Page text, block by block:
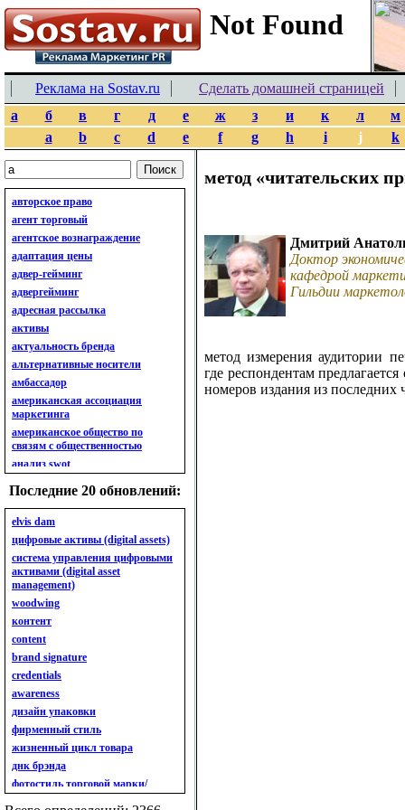
Реклама на Sostav.ru
Сделать домашней страницей
а
б в г д е ж з и к л
м
a
b c d e f g h i j k
авторское право
агент торговый
агентское вознаграждение
адаптация цены
адвер-гейминг
адвергейминг
адресная рассылка
активы
актуальность бренда
альтернативные носители
амбассадор
американская ассоциация
маркетинга
американское общество по
связям с общественностью
анализ swot
анализ бизнес-портфеля
анализ имиджа
анализ кластерный
анализ конкурентов
анализ кросс-культурных
особенностей
анализ мак кинси «7s»
анализ макросистемы
анализ маркетинговый
анализ рынка
анализ ситуационный
анализ экспертный
индивидуальный
анкета
ассортимент
ассортимент товарный.
планирование товарного
ассортимента
ассортимент. глубина
Последние 20 обновлений:
elvis dam
цифровые активы (digital assets)
система управления цифровыми
активами (digital asset
management)
woodwing
контент
content
brand signature
credentials
awareness
дизайн упаковки
фирменный стиль
жизненный цикл товара
днк брэнда
фотостиль торговой марки/
линейки продукции
метод «читательских
Дмитрий
Доктор
кафедрой
Гильдии
метод измерения аудитории
где респондентам
номеров издания из последних